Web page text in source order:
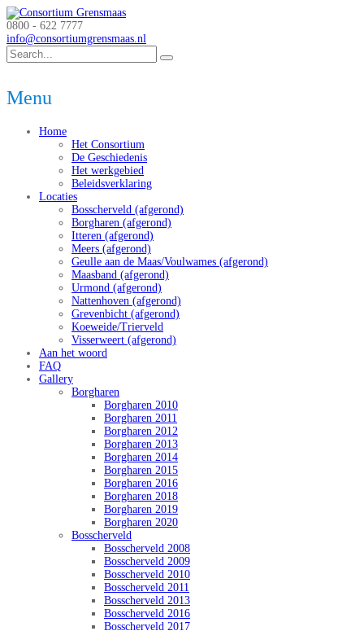
0800 - 622 7777
info@consortiumgrensmaas.nl
Menu
Home
Het Consortium
De Geschiedenis
Het werkgebied
Beleidsverklaring
Locaties
Bosscherveld (afgerond)
Borgharen (afgerond)
Itteren (afgerond)
Meers (afgerond)
Geulle aan de Maas/Voulwames (afgerond)
Maasband (afgerond)
Urmond (afgerond)
Nattenhoven (afgerond)
Grevenbicht (afgerond)
Koeweide/Trierveld
Visserweert (afgerond)
Aan het woord
FAQ
Gallery
Borgharen
Borgharen 2010
Borgharen 2011
Borgharen 2012
Borgharen 2013
Borgharen 2014
Borgharen 2015
Borgharen 2016
Borgharen 2018
Borgharen 2019
Borgharen 2020
Bosscherveld
Bosscherveld 2008
Bosscherveld 2009
Bosscherveld 2010
Bosscherveld 2011
Bosscherveld 2013
Bosscherveld 2016
Bosscherveld 2017